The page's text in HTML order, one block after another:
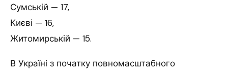
Сумській — 17,
Києві — 16,
Житомирській — 15.
В Україні з початку повномасштабного